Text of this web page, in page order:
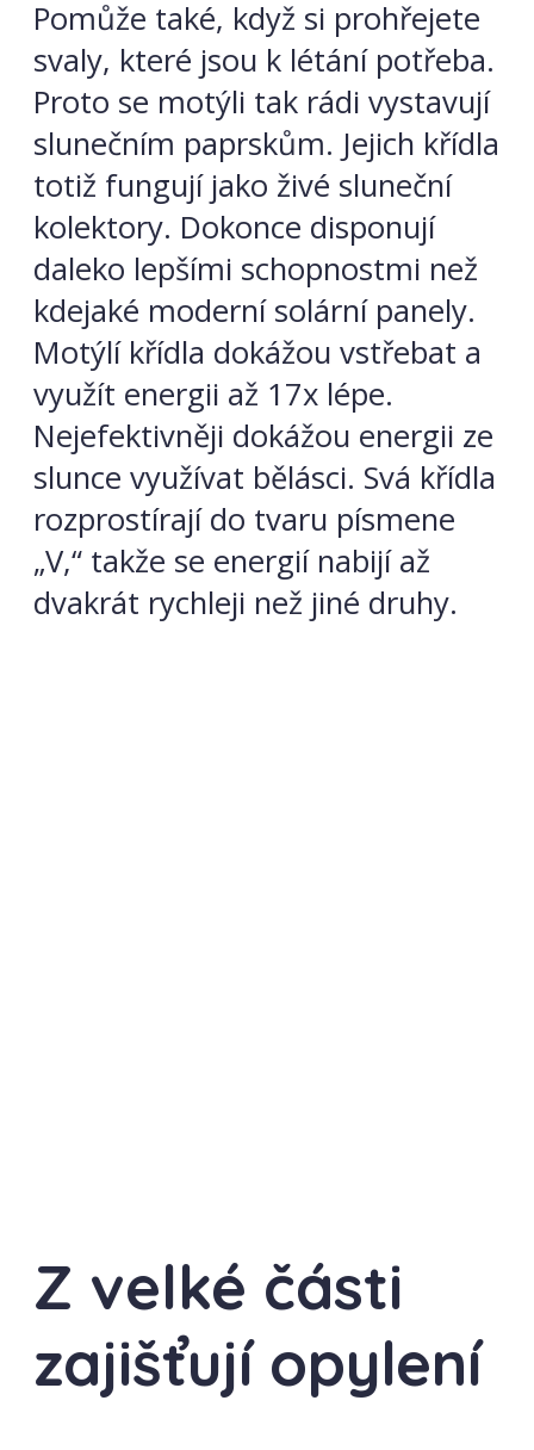
Pomůže také, když si prohřejete
svaly, které jsou k létání potřeba.
Proto se motýli tak rádi vystavují
slunečním paprskům. Jejich křídla
totiž fungují jako živé sluneční
kolektory. Dokonce disponují
daleko lepšími schopnostmi než
kdejaké moderní solární panely.
Motýlí křídla dokážou vstřebat a
využít energii až 17x lépe.
Nejefektivněji dokážou energii ze
slunce využívat bělásci. Svá křídla
rozprostírají do tvaru písmene
„V,“ takže se energií nabijí až
dvakrát rychleji než jiné druhy.
Z velké části
zajišťují opylení